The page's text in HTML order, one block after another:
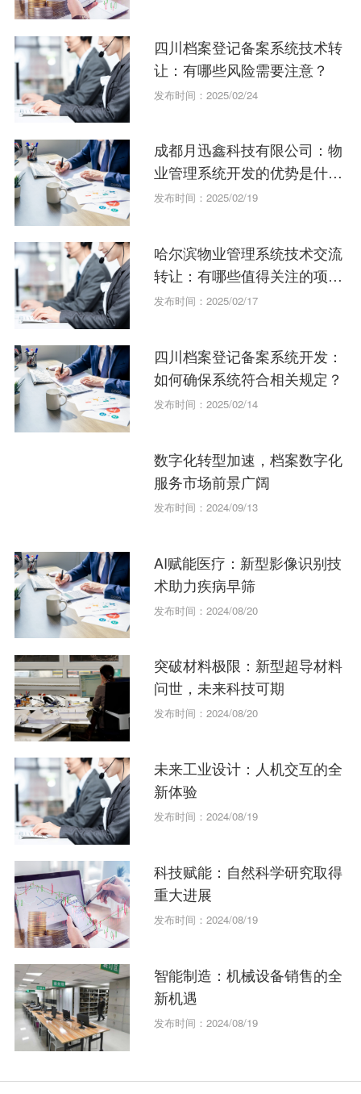
四川档案登记备案系统技术转
让：有哪些风险需要注意？
发布时间：2025/02/24
成都月迅鑫科技有限公司：物
业管理系统开发的优势是什
么？
发布时间：2025/02/19
哈尔滨物业管理系统技术交流
转让：有哪些值得关注的项
目？
发布时间：2025/02/17
四川档案登记备案系统开发：
如何确保系统符合相关规定？
发布时间：2025/02/14
数字化转型加速，档案数字化
服务市场前景广阔
发布时间：2024/09/13
AI赋能医疗：新型影像识别技
术助力疾病早筛
发布时间：2024/08/20
突破材料极限：新型超导材料
问世，未来科技可期
发布时间：2024/08/20
未来工业设计：人机交互的全
新体验
发布时间：2024/08/19
科技赋能：自然科学研究取得
重大进展
发布时间：2024/08/19
智能制造：机械设备销售的全
新机遇
发布时间：2024/08/19